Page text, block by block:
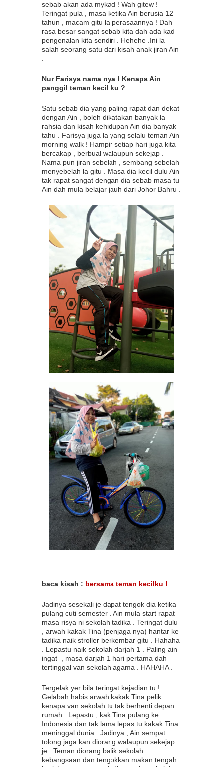
sebab akan ada mykad ! Wah gitew !
Teringat pula , masa ketika Ain berusia 12
tahun , macam gitu la perasaannya ! Dah
rasa besar sangat sebab kita dah ada kad
pengenalan kita sendiri . Hehehe .Ini la
salah seorang satu dari kisah anak jiran Ain
Nur Farisya nama nya ! Kenapa Ain
panggil teman kecil ku ?
Satu sebab dia yang paling rapat dan dekat
dengan Ain , boleh dikatakan banyak la
rahsia dan kisah kehidupan Ain dia banyak
tahu . Farisya juga la yang selalu teman Ain
morning walk ! Hampir setiap hari juga kita
bercakap , berbual walaupun sekejap .
Nama pun jiran sebelah , sembang sebelah
menyebelah la gitu . Masa dia kecil dulu Ain
tak rapat sangat dengan dia sebab masa tu
Ain dah mula belajar jauh dari Johor Bahru .
baca kisah : bersama teman kecilku !
Jadinya sesekali je dapat tengok dia ketika
pulang cuti semester . Ain mula start rapat
masa risya ni sekolah tadika . Teringat dulu
, arwah kakak Tina (penjaga nya) hantar ke
tadika naik stroller berkembar gitu . Hahaha
. Lepastu naik sekolah darjah 1 . Paling ain
ingat , masa darjah 1 hari pertama dah
tertinggal van sekolah agama . HAHAHA .
Tergelak yer bila teringat kejadian tu !
Gelabah habis arwah kakak Tina pelik
kenapa van sekolah tu tak berhenti depan
rumah . Lepastu , kak Tina pulang ke
Indonesia dan tak lama lepas tu kakak Tina
meninggal dunia . Jadinya , Ain sempat
tolong jaga kan diorang walaupun sekejap
je . Teman diorang balik sekolah
kebangsaan dan tengokkan makan tengah